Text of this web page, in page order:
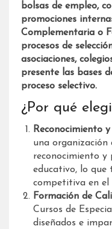
bolsas de empleo,
promociones
Complementaria o
procesos de
asociaciones,
presente las bases
proceso selectivo.
¿Por qué
Reconocimiento
una organización
reconocimiento
educativo, lo
competitiva en el
Formación de
Cursos de
diseñados e